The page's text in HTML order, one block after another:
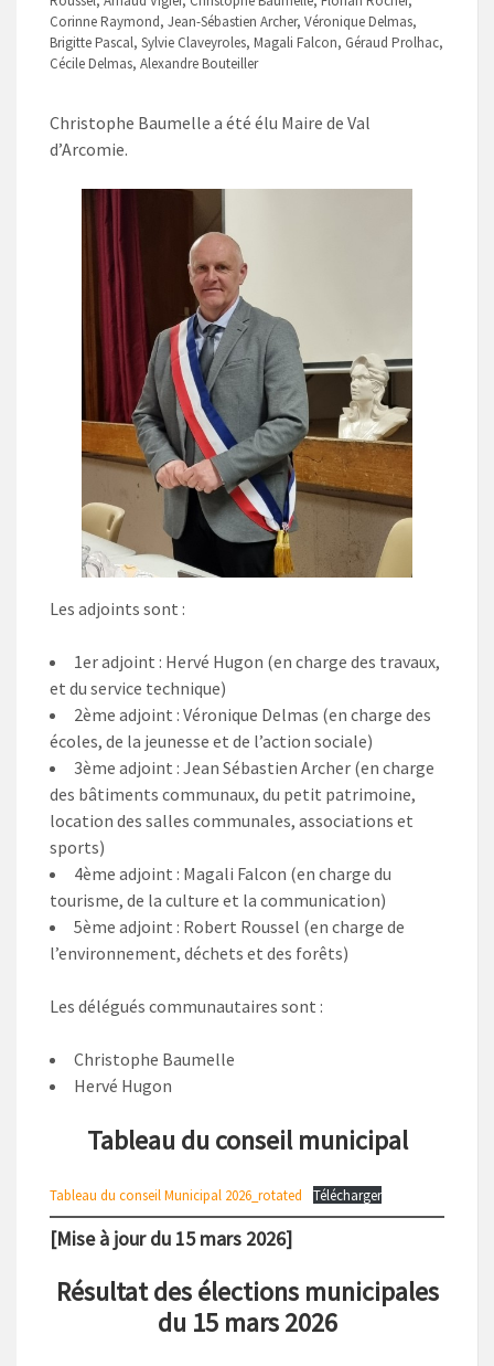
Corinne Raymond, Jean-Sébastien Archer, Véronique Delmas,
Brigitte Pascal, Sylvie Claveyroles, Magali Falcon, Géraud Prolhac,
Cécile Delmas, Alexandre Bouteiller
Christophe Baumelle a été élu Maire de Val
d’Arcomie.
Les adjoints sont :
1er adjoint : Hervé Hugon (en charge des travaux,
et du service technique)
2ème adjoint : Véronique Delmas (en charge des
écoles, de la jeunesse et de l’action sociale)
3ème adjoint : Jean Sébastien Archer (en charge
des bâtiments communaux, du petit patrimoine,
location des salles communales, associations et
sports)
4ème adjoint : Magali Falcon (en charge du
tourisme, de la culture et la communication)
5ème adjoint : Robert Roussel (en charge de
l’environnement, déchets et des forêts)
Les délégués communautaires sont :
Christophe Baumelle
Hervé Hugon
Tableau du conseil municipal
Tableau du conseil Municipal 2026_rotated Télécharger
[Mise à jour du 15 mars 2026]
Résultat des élections municipales
du 15 mars 2026